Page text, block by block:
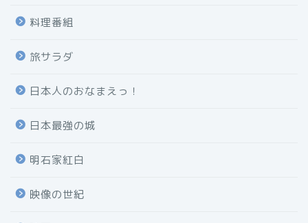
料理番組
旅サラダ
日本人のおなまえっ！
日本最強の城
明石家紅白
映像の世紀